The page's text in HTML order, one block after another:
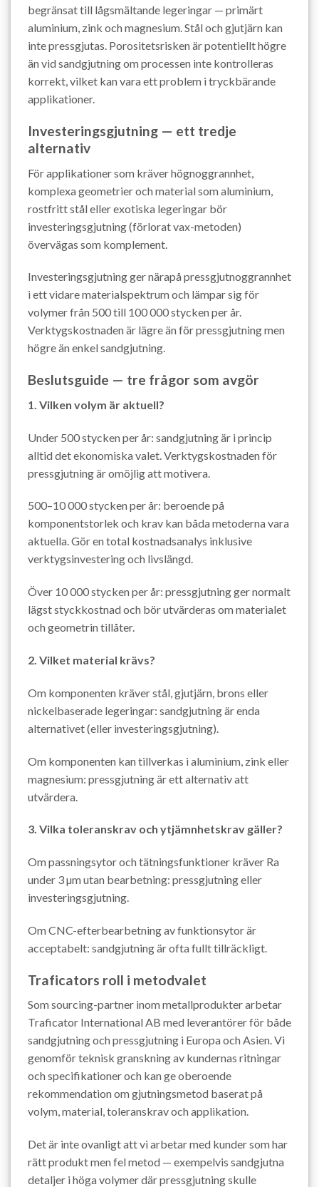
begränsat till lågsmältande legeringar — primärt
aluminium, zink och magnesium. Stål och gjutjärn kan
inte pressgjutas. Porositetsrisken är potentiellt högre
än vid sandgjutning om processen inte kontrolleras
korrekt, vilket kan vara ett problem i tryckbärande
applikationer.
Investeringsgjutning — ett tredje
alternativ
För applikationer som kräver högnoggrannhet,
komplexa geometrier och material som aluminium,
rostfritt stål eller exotiska legeringar bör
investeringsgjutning (förlorat vax-metoden)
övervägas som komplement.
Investeringsgjutning ger närapå pressgjutnoggrannhet
i ett vidare materialspektrum och lämpar sig för
volymer från 500 till 100 000 stycken per år.
Verktygskostnaden är lägre än för pressgjutning men
högre än enkel sandgjutning.
Beslutsguide — tre frågor som avgör
1. Vilken volym är aktuell?
Under 500 stycken per år: sandgjutning är i princip
alltid det ekonomiska valet. Verktygskostnaden för
pressgjutning är omöjlig att motivera.
500–10 000 stycken per år: beroende på
komponentstorlek och krav kan båda metoderna vara
aktuella. Gör en total kostnadsanalys inklusive
verktygsinvestering och livslängd.
Över 10 000 stycken per år: pressgjutning ger normalt
lägst styckkostnad och bör utvärderas om materialet
och geometrin tillåter.
2. Vilket material krävs?
Om komponenten kräver stål, gjutjärn, brons eller
nickelbaserade legeringar: sandgjutning är enda
alternativet (eller investeringsgjutning).
Om komponenten kan tillverkas i aluminium, zink eller
magnesium: pressgjutning är ett alternativ att
utvärdera.
3. Vilka toleranskrav och ytjämnhetskrav gäller?
Om passningsytor och tätningsfunktioner kräver Ra
under 3 µm utan bearbetning: pressgjutning eller
investeringsgjutning.
Om CNC-efterbearbetning av funktionsytor är
acceptabelt: sandgjutning är ofta fullt tillräckligt.
Traficators roll i metodvalet
Som sourcing-partner inom metallprodukter arbetar
Traficator International AB med leverantörer för både
sandgjutning och pressgjutning i Europa och Asien. Vi
genomför teknisk granskning av kundernas ritningar
och specifikationer och kan ge oberoende
rekommendation om gjutningsmetod baserat på
volym, material, toleranskrav och applikation.
Det är inte ovanligt att vi arbetar med kunder som har
rätt produkt men fel metod — exempelvis sandgjutna
detaljer i höga volymer där pressgjutning skulle